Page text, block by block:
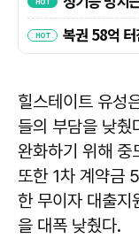
힐스테이트 유성
들의 부담을 낮췄
완화하기 위해
또한 1차 계약금
한 무이자 대출지
을 대폭 낮췄다.